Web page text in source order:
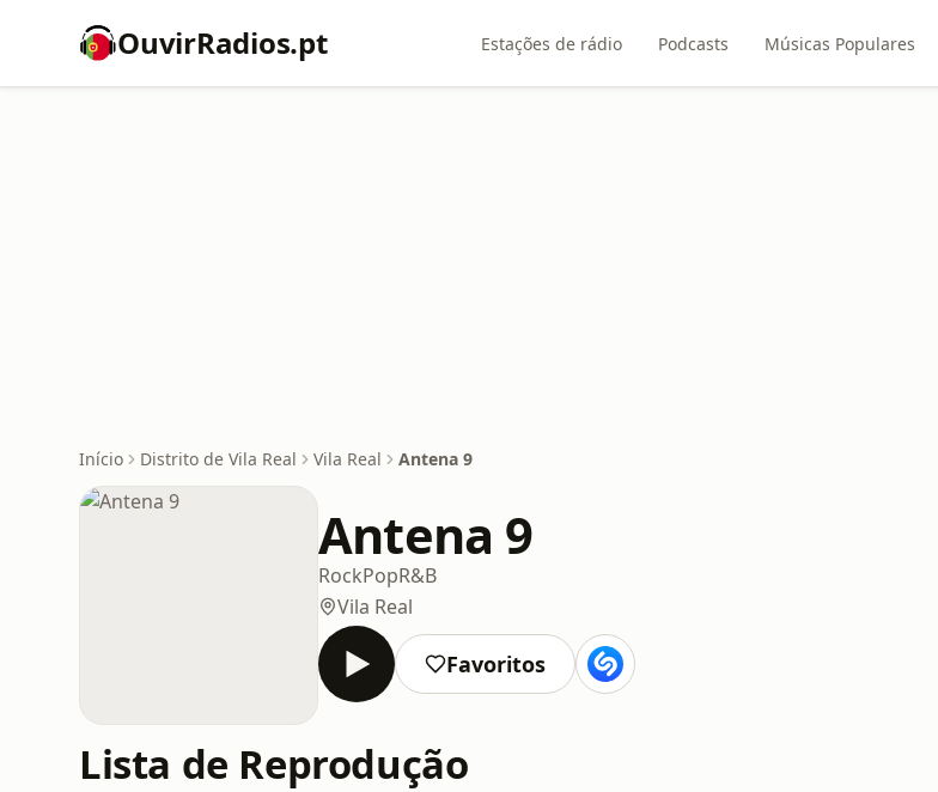
OuvirRadios.pt Estações de rádio Podcasts Músicas Populares
Início Distrito de Vila Real Vila Real Antena 9
Antena 9
RockPopR&B
Vila Real
Favoritos
Lista de Reprodução